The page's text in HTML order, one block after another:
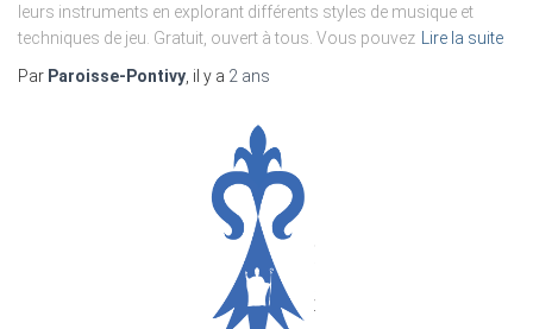
leurs instruments en explorant différents styles de musique et
techniques de jeu. Gratuit, ouvert à tous. Vous pouvez
Lire la suite
Par Paroisse-Pontivy , il y a 2 ans